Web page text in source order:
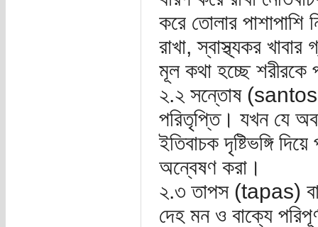
করে তোলার পাশাপাশি
রাখা, স্বাস্থ্যকর
মূল কথা হচ্ছে
২.২ সন্তোষ
পরিতৃপ্তি। যখন যে
ইতিবাচক দৃষ্টিভঙ্গি
অন্বেষণ করা।
২.৩ তাপস (tapas)
দেহ মন ও বাক্যে